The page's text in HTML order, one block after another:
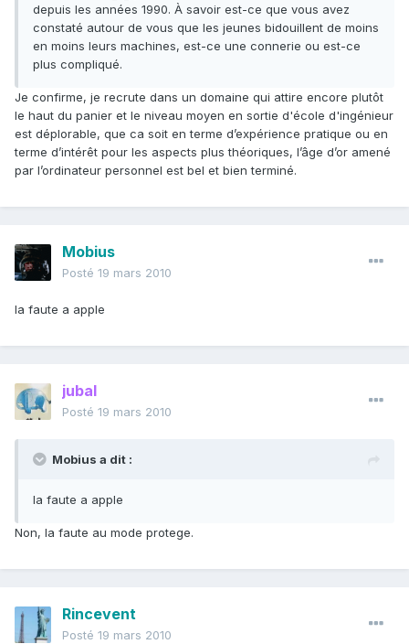
depuis les années 1990. À savoir est-ce que vous avez
constaté autour de vous que les jeunes bidouillent de moins
en moins leurs machines, est-ce une connerie ou est-ce
plus compliqué.
Je confirme, je recrute dans un domaine qui attire encore plutôt
le haut du panier et le niveau moyen en sortie d'école d'ingénieur
est déplorable, que ca soit en terme d’expérience pratique ou en
terme d’intérêt pour les aspects plus théoriques, l’âge d’or amené
par l’ordinateur personnel est bel et bien terminé.
Mobius
Posté 19 mars 2010
la faute a apple
jubal
Posté 19 mars 2010
Mobius a dit :
la faute a apple
Non, la faute au mode protege.
Rincevent
Posté 19 mars 2010